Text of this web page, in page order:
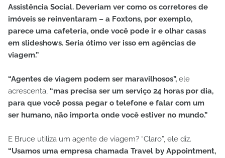
Assistência Social. Deveriam ver como os corretores de
imóveis se reinventaram – a Foxtons, por exemplo,
parece uma cafeteria, onde você pode ir e olhar casas
em slideshows. Seria ótimo ver isso em agências de
viagem.”
“Agentes de viagem podem ser maravilhosos”, ele
acrescenta, “mas precisa ser um serviço 24 horas por dia,
para que você possa pegar o telefone e falar com um
ser humano, não importa onde você estiver no mundo.”
E Bruce utiliza um agente de viagem? “Claro”, ele diz.
“Usamos uma empresa chamada Travel by Appointment,